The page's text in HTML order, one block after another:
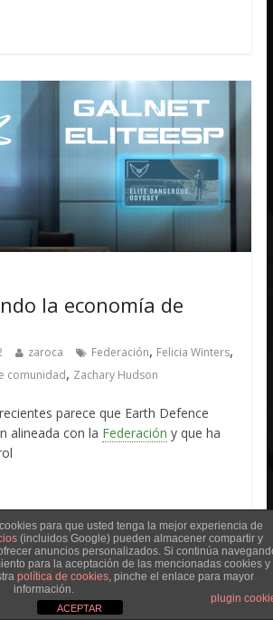
la economía de
zaroca Federación, Felicia Winters,
comunidad, Zachary Hudson
parece que Earth Defence
alineada con la Federación y que ha
para que usted tenga la mejor experiencia de
(incluidos Google) pueden almacener compartir y
anuncios personalizados. Si continúa
para la aceptación de las mencionadas cookies y
política de cookies, pinche el enlace para mayor
información.
plugin
ACEPTAR